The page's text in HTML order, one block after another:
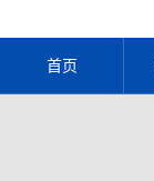
首页